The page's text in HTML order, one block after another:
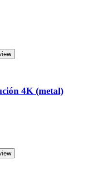
4K (metal)